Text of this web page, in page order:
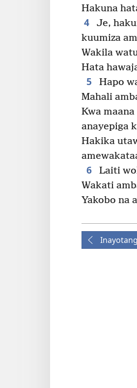
Hakuna
4
Je,
kuumiza
Wakila
Hata
5 Hapo
Mahali
Kwa
anayepiga
Hakika
6 Laiti
Wakati
Yakobo na